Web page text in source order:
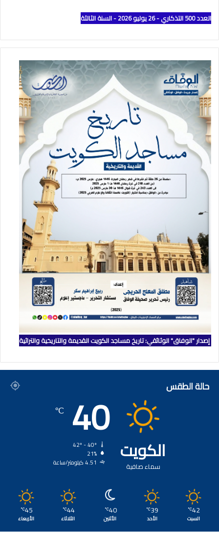
العدد 500 التذكاري - 26 يوليو 2026 - السنة الثالثة
إصدار "الوفاق" الوثائقي: تاريخ مساجد الكويت القديمة والتاريخية والتراثية
حالة الطقس
الكويت
سماء صافية
40
℃
21%
4.51 كيلومتر/ساعة
42
℃
السبت
39
℃
الأحد
40
℃
الأثنين
44
℃
الثلاثاء
45
℃
الأربعاء